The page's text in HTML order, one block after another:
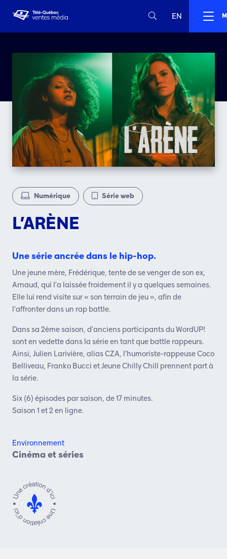
EN
Numérique Série web
L’ARÈNE
Une série ancrée dans le hip-hop.
Une jeune mère, Frédérique, tente de se venger de son ex,
Arnaud, qui l’a laissée froidement il y a quelques semaines.
Elle lui rend visite sur « son terrain de jeu », afin de
l’affronter dans un rap battle.
Dans sa 2ème saison, d’anciens participants du WordUP!
sont en vedette dans la série en tant que battle rappeurs.
Ainsi, Julien Larivière, alias CZA, l’humoriste-rappeuse Coco
Belliveau, Franko Bucci et Jeune Chilly Chill prennent part à
la série.
Six (6) épisodes par saison, de 17 minutes.
Saison 1 et 2 en ligne.
Environnement
Cinéma et séries